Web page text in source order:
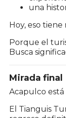
una
Hoy, eso
Porque el
Busca
Mirada final
Acapulco
El Tianguis